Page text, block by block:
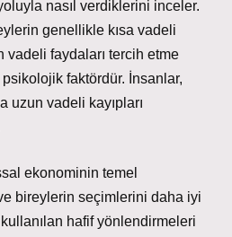
nasıl verdiklerini inceler.
genellikle kısa vadeli
vadeli faydaları tercih etme
faktördür. İnsanlar,
uzun vadeli kayıpları
ekonominin temel
bireylerin seçimlerini daha iyi
hafif yönlendirmeleri